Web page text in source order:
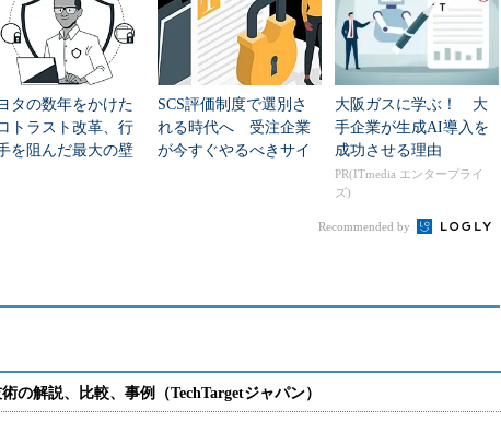
タの数年をかけた
トラスト改革、行
を阻んだ最大の壁
SCS評価制度で選別さ
れる時代へ 受注企業
が今すぐやるべきサイ
大阪ガスに学ぶ！ 大
手企業が生成AI導入を
成功させる理由
PR(ITmedia エンタープライ
ズ)
Recommended by